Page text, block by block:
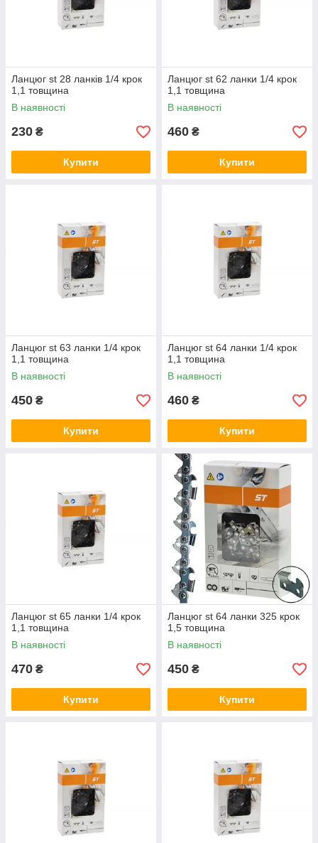
Ланцюг st 28 ланків 1/4 крок
1,1 товщина
В наявності
230 ₴
Купити
Ланцюг st 62 ланки 1/4 крок
1,1 товщина
В наявності
460 ₴
Купити
Ланцюг st 63 ланки 1/4 крок
1,1 товщина
В наявності
450 ₴
Купити
Ланцюг st 64 ланки 1/4 крок
1,1 товщина
В наявності
460 ₴
Купити
Ланцюг st 65 ланки 1/4 крок
1,1 товщина
В наявності
470 ₴
Купити
Ланцюг st 64 ланки 325 крок
1,5 товщина
В наявності
450 ₴
Купити